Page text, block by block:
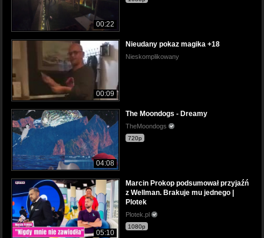
00:22
00:09
Nieudany pokaz magika +18
Nieskomplikowany
04:08
The Moondogs - Dreamy
TheMoondogs
720p
05:10
Marcin Prokop podsumował przyjaźń
z Wellman. Brakuje mu jednego |
Plotek
Plotek.pl
1080p